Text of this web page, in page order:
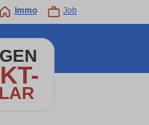
Immo Job